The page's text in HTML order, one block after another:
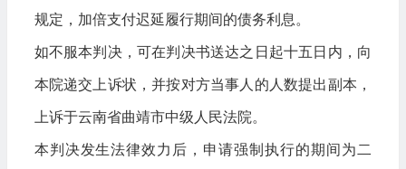
规定，加倍支付迟延履行期间的债务利息。
如不服本判决，可在判决书送达之日起十五日内，向
本院递交上诉状，并按对方当事人的人数提出副本，
上诉于云南省曲靖市中级人民法院。
本判决发生法律效力后，申请强制执行的期间为二